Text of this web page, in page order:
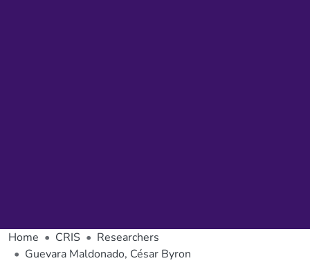
Home CRIS
Researchers
Guevara Maldonado, César Byron